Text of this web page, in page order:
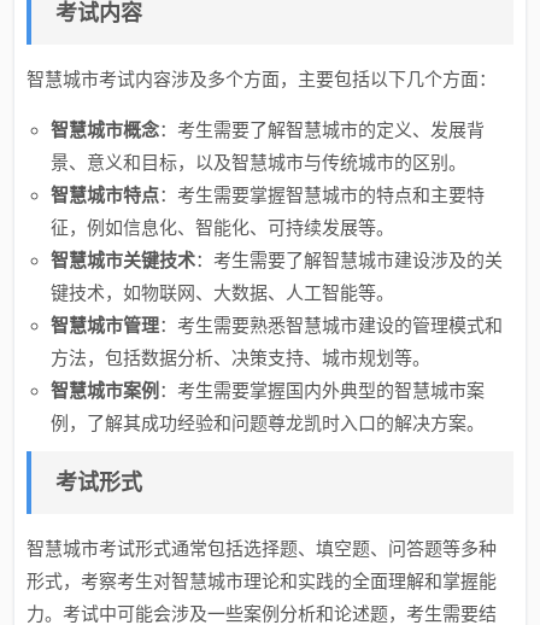
考试内容
智慧城市考试内容涉及多个方面，主要包括以下几个方面：
智慧城市概念：考生需要了解智慧城市的定义、发展背
景、意义和目标，以及智慧城市与传统城市的区别。
智慧城市特点：考生需要掌握智慧城市的特点和主要特
征，例如信息化、智能化、可持续发展等。
智慧城市关键技术：考生需要了解智慧城市建设涉及的关
键技术，如物联网、大数据、人工智能等。
智慧城市管理：考生需要熟悉智慧城市建设的管理模式和
方法，包括数据分析、决策支持、城市规划等。
智慧城市案例 ：考生需要掌握国内外典型的智慧城市案
例，了解其成功经验和问题尊龙凯时入口的解决方案。
考试形式
智慧城市考试形式通常包括选择题、填空题、问答题等多种
形式，考察考生对智慧城市理论和实践的全面理解和掌握能
力。考试中可能会涉及一些案例分析和论述题，考生需要结